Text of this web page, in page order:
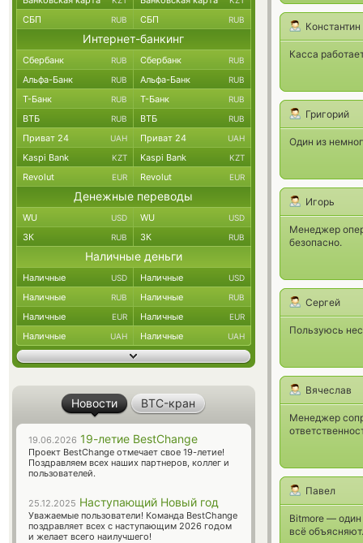
Константин
Касса
Григорий
Один из
Игорь
Менеджер
безопасно.
Сергей
Пользуюсь
Вячеслав
Менеджер
Павел
Bitmore —
всё объясняют.
СБП RUB СБП RUB
Интернет-банкинг
Сбербанк RUB Сбербанк RUB
Альфа-Банк RUB Альфа-Банк RUB
Т-Банк RUB Т-Банк RUB
ВТБ RUB ВТБ RUB
Приват 24 UAH Приват 24 UAH
Kaspi Bank KZT Kaspi Bank KZT
Revolut EUR Revolut EUR
Денежные переводы
WU USD WU USD
ЗК RUB ЗК RUB
Наличные деньги
Наличные USD Наличные USD
Наличные RUB Наличные RUB
Наличные EUR Наличные EUR
Наличные UAH Наличные UAH
Новости BTC-кран
19.06.2026 19-летие BestChange
Проект BestChange отмечает свое 19-летие!
Поздравляем всех наших партнеров, коллег и
пользователей.
25.12.2025 Наступающий Новый год
Уважаемые пользователи! Команда BestChange
поздравляет всех с наступающим 2026 годом
и желает всего наилучшего!